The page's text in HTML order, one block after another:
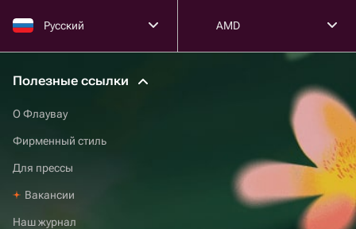
Русский AMD
Полезные ссылки
О Флаувау
Фирменный стиль
Для прессы
Вакансии
Наш журнал